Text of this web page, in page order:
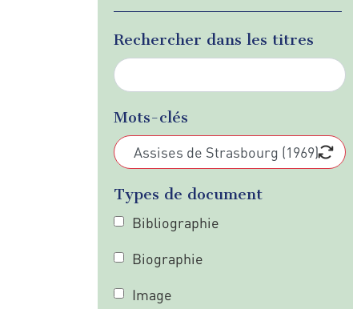
Rechercher dans les titres
Mots-clés
Types de document
Bibliographie
Biographie
Image